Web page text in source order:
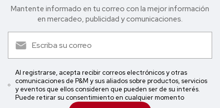
Mantente informado en tu correo con la mejor in formación
en mercadeo, publicidad y comunicaciones.
Al registrarse, acepta recibir correos electrónicos y otras
comunicaciones de P&M y sus aliados sobre productos, servicios
y eventos que ellos consideren que pueden ser de su interés.
Puede retirar su consentimiento en cualquier momento